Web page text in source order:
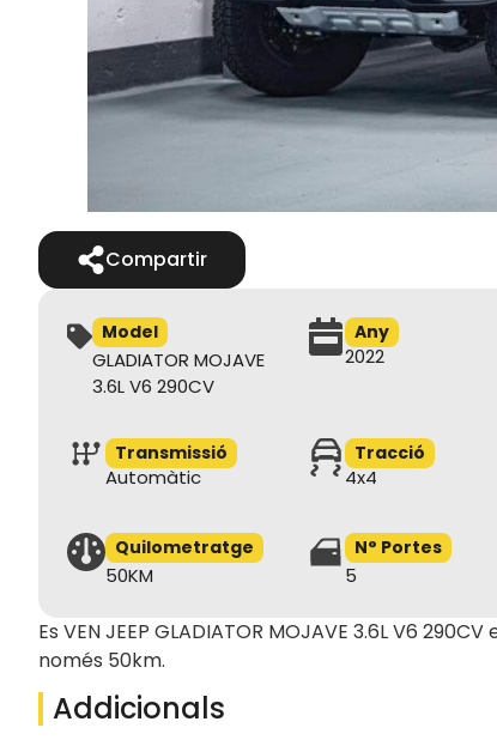
Compartir
Model
GLADIATOR MOJAVE
3.6L V6 290CV
Any
2022
Transmissió
Automàtic
Tracció
4x4
Quilometratge
50KM
N° Portes
5
Es VEN JEEP GLADIATOR MOJAVE 3.6L V6
només 50km.
Addicionals